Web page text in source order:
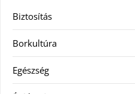
Biztosítás
Borkultúra
Egészség